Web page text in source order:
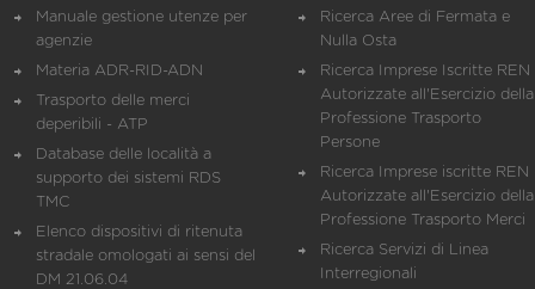
Manuale gestione utenze per
agenzie
Materia ADR-RID-ADN
Trasporto delle merci
deperibili - ATP
Database delle località a
supporto dei sistemi RDS
TMC
Elenco dispositivi di ritenuta
stradale omologati ai sensi del
DM 21.06.04
Ricerca Aree di Fermata e
Nulla Osta
Ricerca Imprese Iscritte REN
Autorizzate all'Esercizio della
Professione Trasporto
Persone
Ricerca Imprese iscritte REN
Autorizzate all'Esercizio della
Professione Trasporto Merci
Ricerca Servizi di Linea
Interregionali